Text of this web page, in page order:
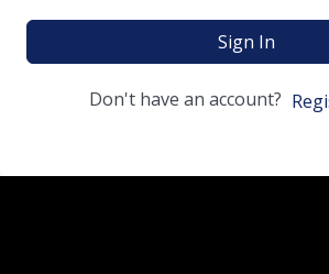
Sign In
Don't have an account?